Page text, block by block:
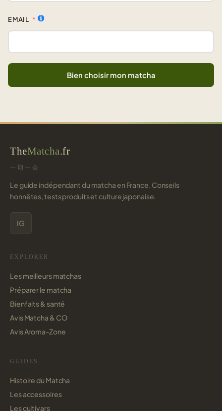
EMAIL
Bien choisir mon matcha
TheMatcha.fr
一期一会
Le guide indépendant du matcha en France. Conseils
honnêtes, tests produits et culture japonaise.
IG
EXPLORER
Les meilleurs matchas
Préparer le matcha
Bienfaits & santé
Avis Matcha & CO
Avis Aroma-Zone
GUIDES
Histoire du Matcha
Les accessoires
Les cultivars